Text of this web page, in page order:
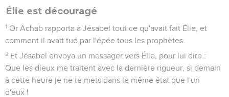
Élie est découragé
1 Or Achab rapporta à Jésabel tout ce qu'avait fait Élie, et
comment il avait tué par l'épée tous les prophètes.
2 Et Jésabel envoya un messager vers Élie, pour lui dire :
Que les dieux me traitent avec la dernière rigueur, si demain
à cette heure je ne te mets dans le même état que l'un
d'eux !